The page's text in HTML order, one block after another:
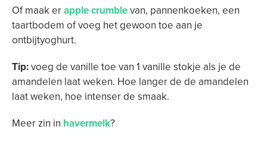
Of maak erapple crumblevan, pannenkoeken, een
taartbodem of voeg het gewoon toe aan je
ontbijtyoghurt.
Tip:voeg de vanille toe van 1 vanille stokje als je de
amandelen laat weken. Hoe langer de de amandelen
laat weken, hoe intenser de smaak.
Meer zin in havermelk?